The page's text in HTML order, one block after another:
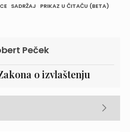
SADRŽAJ PRIKAZ U ČITAČU (BETA)
Peček
o izvlaštenju